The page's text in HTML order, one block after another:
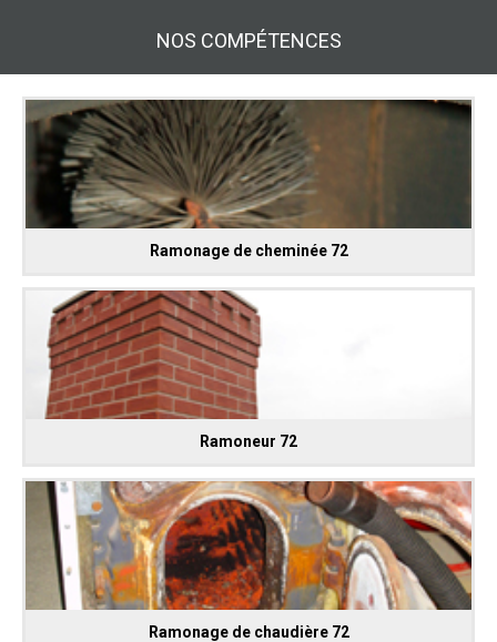
NOS COMPÉTENCES
Ramonage de cheminée 72
Ramoneur 72
Ramonage de chaudière 72